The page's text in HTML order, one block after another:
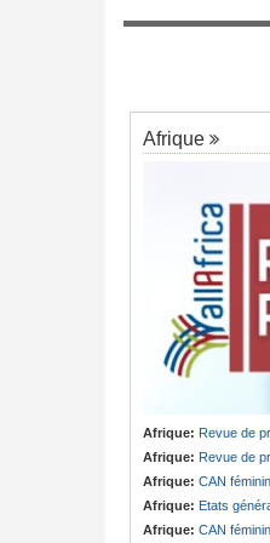
Afrique
Afrique: Revue de
Afrique: Revue de
Afrique: CAN
Afrique: Etats
Afrique: CAN féminine